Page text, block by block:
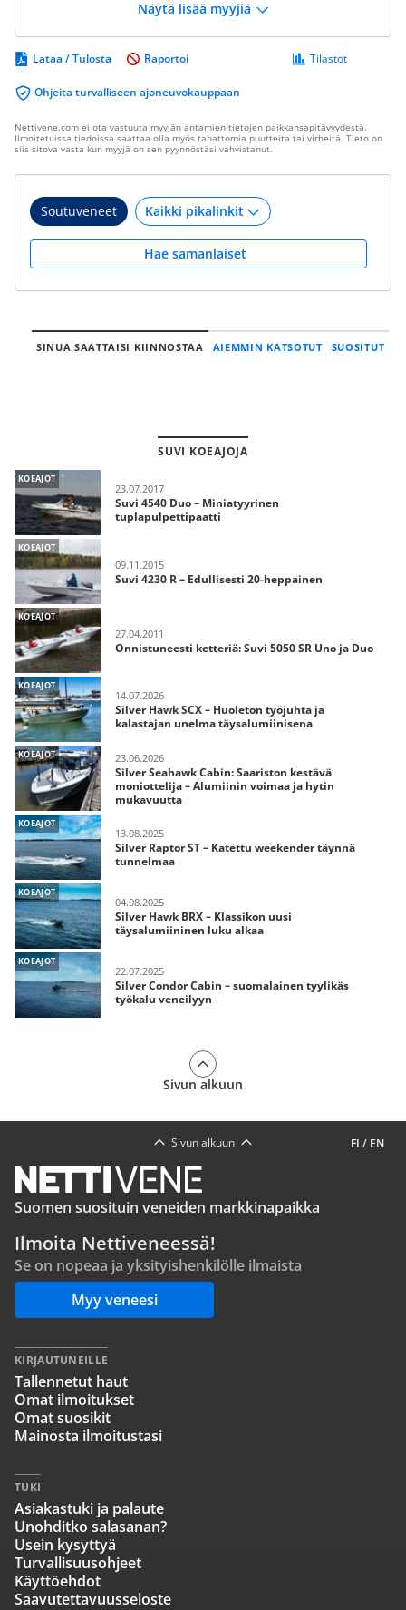
Näytä lisää myyjiä
Lataa / Tulosta
Ohjeita turvalliseen ajoneuvokauppaan
Tilastot
Raportoi
Nettivene.com ei ota vastuuta myyjän antamien tietojen paikkansapitävyydestä.
Ilmoitetuissa tiedoissa saattaa olla myös tahattomia puutteita tai virheitä. Tieto on
siis sitova vasta kun myyjä on sen pyynnöstäsi vahvistanut.
Soutuveneet
Hae samanlaiset
SINUA SAATTAISI KIINNOSTAA AIEMMIN KATSOTUT SUOSITUT
SUVI KOEAJOJA
KOEAJOT
23.07.2017
Suvi 4540 Duo – Miniatyyrinen
tuplapulpettipaatti
KOEAJOT
09.11.2015
Suvi 4230 R – Edullisesti 20-heppainen
KOEAJOT
27.04.2011
Onnistuneesti ketteriä: Suvi 5050 SR Uno ja Duo
KOEAJOT
14.07.2026
Silver Hawk SCX – Huoleton työjuhta ja
kalastajan unelma täysalumiinisena
KOEAJOT 23.06.2026
Silver Seahawk Cabin: Saariston kestävä
moniottelija – Alumiinin voimaa ja hytin
mukavuutta
KOEAJOT
13.08.2025
Silver Raptor ST – Katettu weekender täynnä
tunnelmaa
KOEAJOT
04.08.2025
Silver Hawk BRX – Klassikon uusi
täysalumiininen luku alkaa
KOEAJOT
22.07.2025
Silver Condor Cabin – suomalainen tyylikäs
työkalu veneilyyn
Sivun alkuun
FI / EN
Sivun alkuun
Suomen suosituin veneiden markkinapaikka
Ilmoita Nettiveneessä!
Se on nopeaa ja yksityishenkilölle ilmaista
Myy veneesi
KIRJAUTUNEILLE
Tallennetut haut
Omat ilmoitukset
Omat suosikit
Mainosta ilmoitustasi
TUKI
Asiakastuki ja palaute
Unohditko salasanan?
Usein kysyttyä
Turvallisuusohjeet
Käyttöehdot
Saavutettavuusseloste